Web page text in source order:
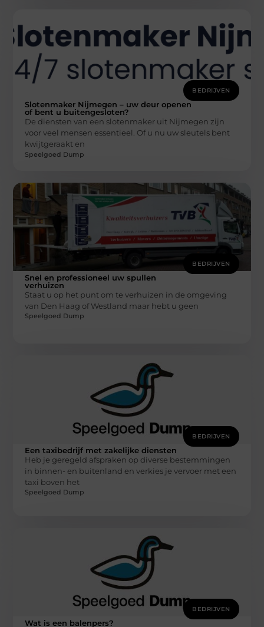
BEDRIJVEN
Slotenmaker Nijmegen – uw deur openen
of bent u buitengesloten?
De diensten van een slotenmaker uit Nijmegen zijn
voor veel mensen essentieel. Of u nu uw sleutels bent
kwijtgeraakt en
Speelgoed Dump
BEDRIJVEN
Snel en professioneel uw spullen
verhuizen
Staat u op het punt om te verhuizen in de omgeving
van Den Haag of Westland maar hebt u geen
Speelgoed Dump
BEDRIJVEN
Een taxibedrijf met zakelijke diensten
Heb je geregeld afspraken op diverse bestemmingen
in binnen- en buitenland en verkies je vervoer met een
taxi boven het
Speelgoed Dump
BEDRIJVEN
Wat is een balenpers?